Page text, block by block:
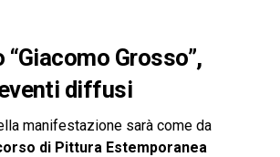
Grosso”,
diffusi
manifestazione sarà come da
di Pittura Estemporanea